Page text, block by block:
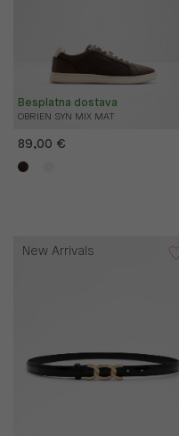
OBRIEN SYN MIX MAT
Besplatna dostava
89,00 €
New Arrivals